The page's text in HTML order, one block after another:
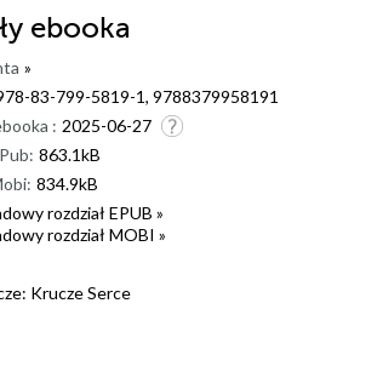
ebooka
»
83-799-5819-1, 9788379958191
: 2025-06-27
863.1kB
834.9kB
rozdział EPUB »
rozdział MOBI »
Krucze Serce